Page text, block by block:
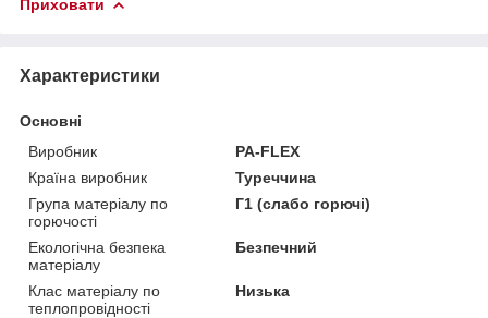
Приховати
Характеристики
Основні
Виробник
PA-FLEX
Країна виробник
Туреччина
Група матеріалу по
горючості
Г1 (слабо горючі)
Екологічна безпека
матеріалу
Безпечний
Клас матеріалу по
теплопровідності
Низька